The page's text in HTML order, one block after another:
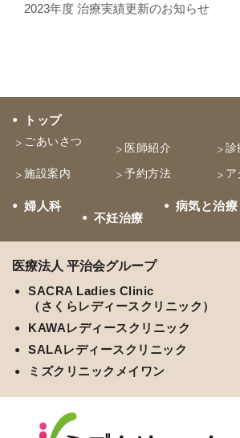
2023年度 治療実績更新のお知らせ
トップ
ごあいさつ 医師紹介
診
施設案内
予約方法 ア
婦人科
不妊治療
病気と治
医療法人 平治会グループ
SACRA Ladies Clinic
（さくらレディースクリニック）
KAWAレディースクリニック
SALAレディースクリニック
ミズクリニックメイワン